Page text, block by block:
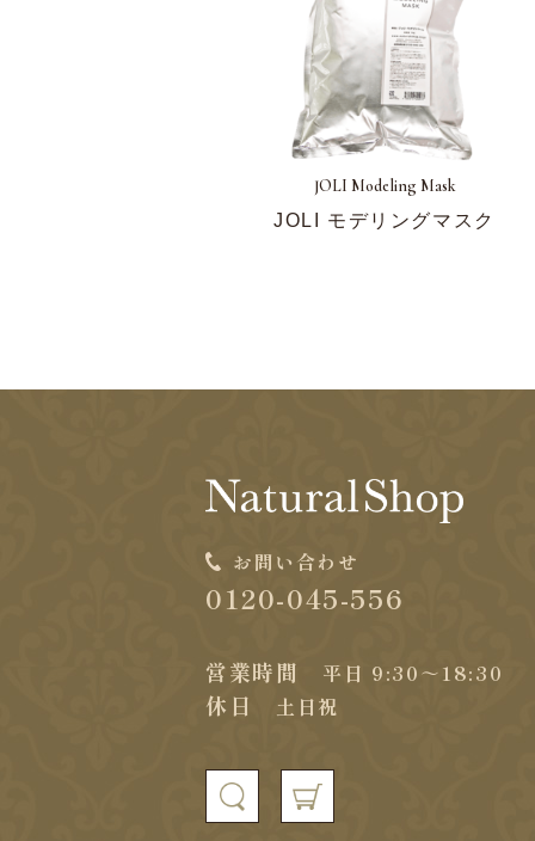
JOLI Modeling Mask
JOLI モデリングマスク
お問い合わせ
0120-045-556
営業時間 平日 9:30～18:30
休日 土日祝